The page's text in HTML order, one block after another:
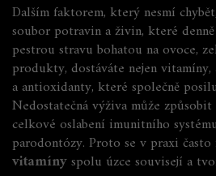
Dalším faktorem, který nesmí
soubor potravin a živin, které
pestrou stravu bohatou na ovoce,
produkty, dostáváte nejen
a antioxidanty, které společně
Nedostatečná výživa může
celkové oslabení imunitního
parodontózy. Proto se v praxi často
vitamínyspolu úzce souvisejí a